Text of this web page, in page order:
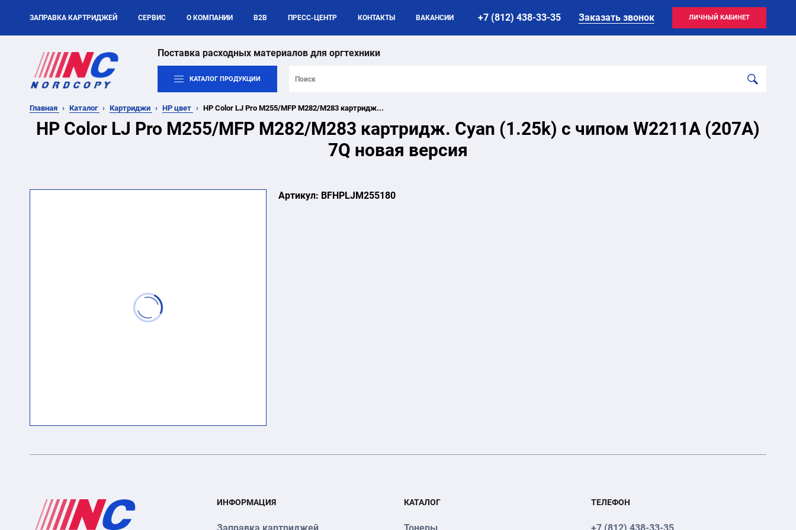
ЗАПРАВКА КАРТРИДЖЕЙ СЕРВИС О КОМПАНИИ B2B ПРЕСС-ЦЕНТР КОНТАКТЫ ВАКАНСИИ +7 (812) 438-33-35 Заказать звонок ЛИЧНЫЙ КАБИНЕТ
Поставка расходных материалов для оргтехники
КАТАЛОГ ПРОДУКЦИИ
Главная Каталог Картриджи HP цвет HP Color LJ Pro M255/MFP M282/M283 картридж...
HP Color LJ Pro M255/MFP M282/M283 картридж. Cyan (1.25k) с чипом W2211A (207A)
7Q новая версия
Артикул: BFHPLJM255180
ИНФОРМАЦИЯ КАТАЛОГ ТЕЛЕФОН